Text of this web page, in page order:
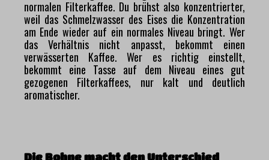
normalen Filterkaffee. Du brühst also konzentrierter,
weil das Schmelzwasser des Eises die Konzentration
am Ende wieder auf ein normales Niveau bringt. Wer
das Verhältnis nicht anpasst, bekommt einen
verwässerten Kaffee. Wer es richtig einstellt,
bekommt eine Tasse auf dem Niveau eines gut
gezogenen Filterkaffees, nur kalt und deutlich
aromatischer.
Die Bohne macht den Unterschied